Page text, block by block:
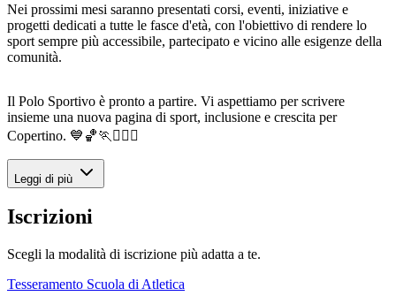
Nei prossimi mesi saranno presentati corsi, eventi, iniziative e
progetti dedicati a tutte le fasce d'età, con l'obiettivo di rendere lo
sport sempre più accessibile, partecipato e vicino alle esigenze della
comunità.
Il Polo Sportivo è pronto a partire. Vi aspettiamo per scrivere
insieme una nuova pagina di sport, inclusione e crescita per
Copertino. 💙🏀🏃🚴‍♀️✨
Leggi di più
Iscrizioni
Scegli la modalità di iscrizione più adatta a te.
Tesseramento Scuola di Atletica